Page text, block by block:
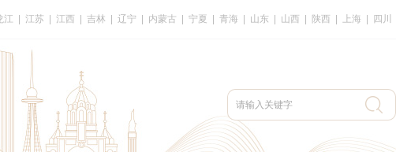
江 江苏 江西 吉林 辽宁 内蒙古 宁夏 青海 山东 山西 陕西 上海 四川